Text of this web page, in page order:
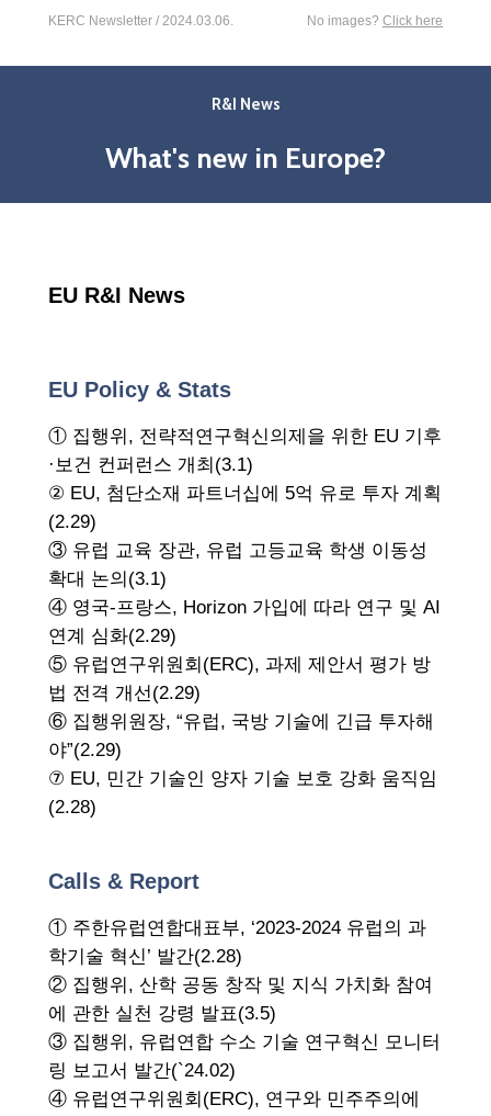
KERC Newsletter / 2024.03.06. No images? Click here
R&I News
What's new in Europe?
EU R&I News
EU Policy & Stats
① 집행위, 전략적연구혁신의제을 위한 EU 기후
·보건 컨퍼런스 개최(3.1)
② EU, 첨단소재 파트너십에 5억 유로 투자 계획
(2.29)
③ 유럽 교육 장관, 유럽 고등교육 학생 이동성
확대 논의(3.1)
④ 영국-프랑스, Horizon 가입에 따라 연구 및 AI
연계 심화(2.29)
⑤ 유럽연구위원회(ERC), 과제 제안서 평가 방
법 전격 개선(2.29)
⑥ 집행위원장, “유럽, 국방 기술에 긴급 투자해
야”(2.29)
⑦ EU, 민간 기술인 양자 기술 보호 강화 움직임
(2.28)
Calls & Report
① 주한유럽연합대표부, ‘2023-2024 유럽의 과
학기술 혁신’ 발간(2.28)
② 집행위, 산학 공동 창작 및 지식 가치화 참여
에 관한 실천 강령 발표(3.5)
③ 집행위, 유럽연합 수소 기술 연구혁신 모니터
링 보고서 발간(`24.02)
④ 유럽연구위원회(ERC), 연구와 민주주의에